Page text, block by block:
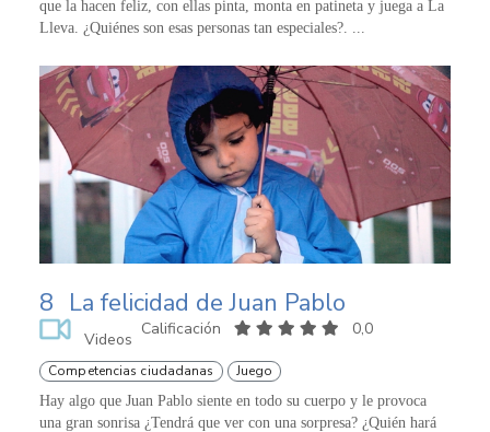
que la hacen feliz, con ellas pinta, monta en patineta y juega a La
Lleva. ¿Quiénes son esas personas tan especiales?. ...
8 La felicidad de Juan Pablo
Videos
Calificación 0,0
Competencias ciudadanas Juego
Hay algo que Juan Pablo siente en todo su cuerpo y le provoca
una gran sonrisa ¿Tendrá que ver con una sorpresa? ¿Quién hará